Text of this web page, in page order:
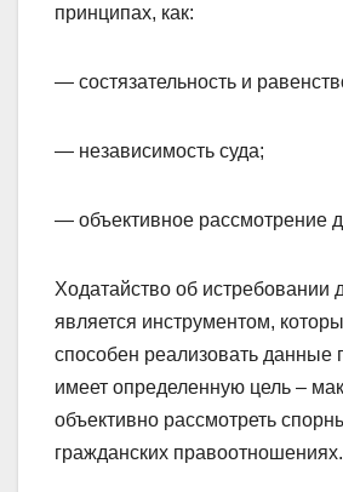
принципах, как:
— состязательность и
— независимость суда;
— объективное рассмотрение
Ходатайство об истребовании
является инструментом,
способен реализовать
имеет определенную цель –
объективно рассмотреть
гражданских правоотношениях.